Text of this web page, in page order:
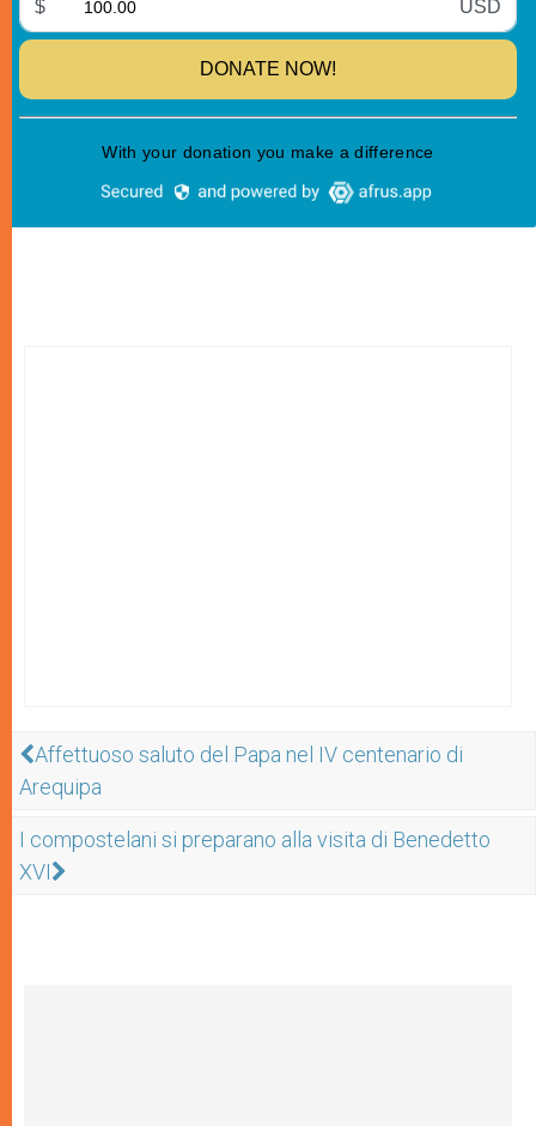
Affettuoso saluto del Papa nel IV centenario di
Arequipa
I compostelani si preparano alla visita di Benedetto
XVI